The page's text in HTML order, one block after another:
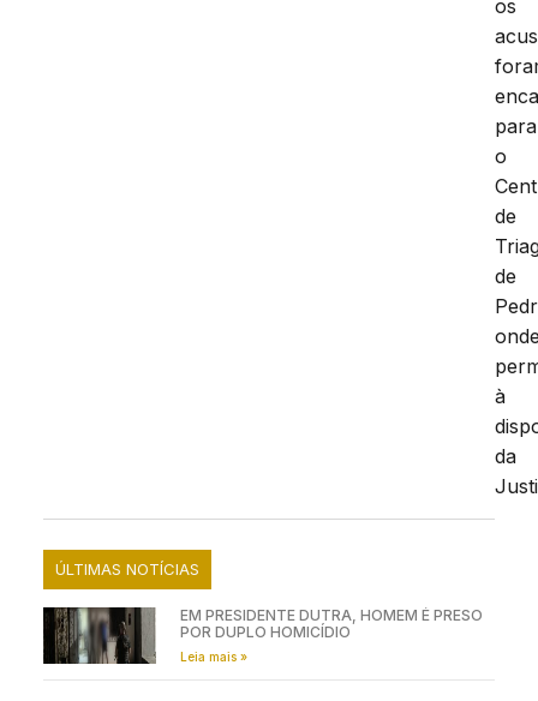
os
para
o
de
de
à
da
ÚLTIMAS NOTÍCIAS
EM PRESIDENTE DUTRA, HOMEM É PRESO
POR DUPLO HOMICÍDIO
Leia mais »